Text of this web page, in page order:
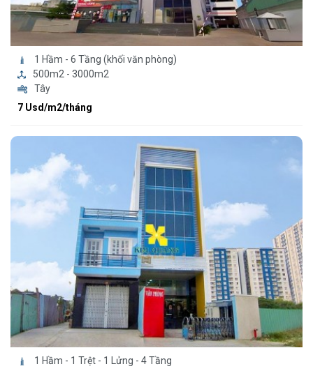
1 Hầm - 6 Tầng (khối văn phòng)
500m2 - 3000m2
Tây
7 Usd/m2/tháng
1 Hầm - 1 Trệt - 1 Lửng - 4 Tầng